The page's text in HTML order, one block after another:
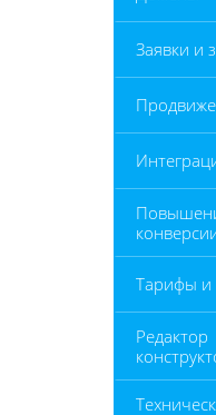
Заявки и
Тарифы и
Редактор